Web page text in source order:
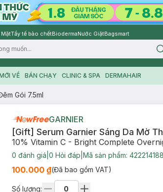
MặtTẩy tế bào chếtBiodermaNước GiặtBagsmart
VỀ BÁN CHẠY CLINIC & SPA DERMAHAIR
Gói 7.5ml
GARNIER
[Gift] Serum Garnier Sáng Da Mờ
10% Vitamin C - Bright Complete
0 đánh giá 0 Hỏi đáp Mã sản phẩm: 422214188
100.000 ₫(Đã bao gồm VAT)
Số lượng: